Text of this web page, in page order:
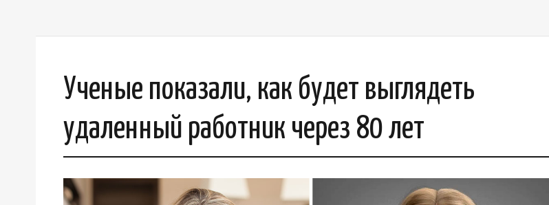
Ученые показали, как будет выглядеть
удаленный работник через 80 лет